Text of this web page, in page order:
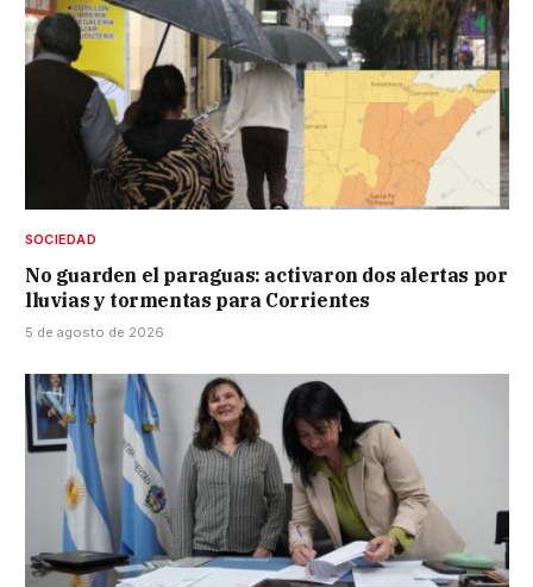
SOCIEDAD
No guarden el paraguas: activaron dos alertas por
lluvias y tormentas para Corrientes
5 de agosto de 2026